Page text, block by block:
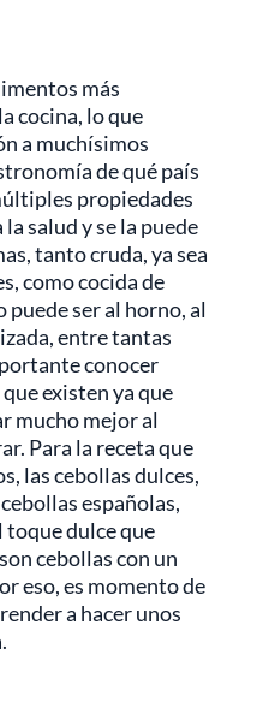
más
cocina, lo que
a muchísimos
de qué país
propiedades
salud y se la puede
tanto cruda, ya sea
como cocida de
ser al horno, al
entre tantas
conocer
que existen ya que
mucho mejor al
Para la receta que
las cebollas dulces,
españolas,
toque dulce que
cebollas con un
eso, es momento de
a hacer unos